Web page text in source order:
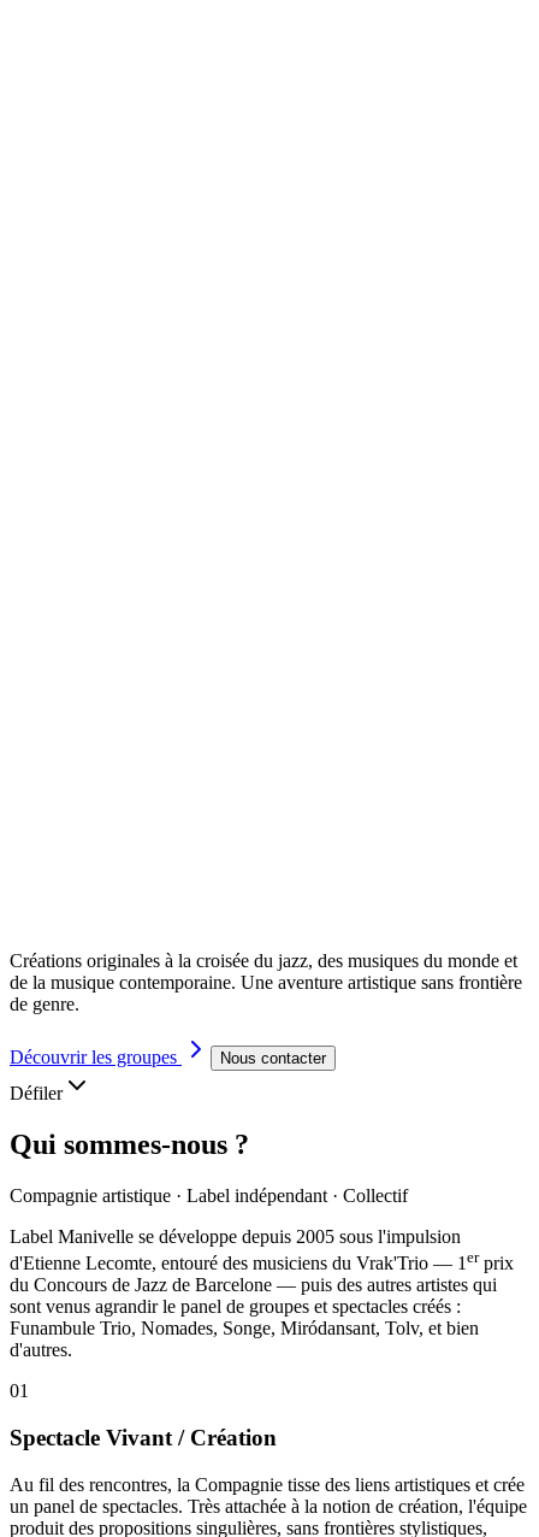
Créations originales à la croisée du jazz, des musiques du monde et
de la musique contemporaine. Une aventure artistique sans frontière
de genre.
Découvrir les groupes Nous contacter
Défiler
Qui sommes-nous ?
Compagnie artistique · Label indépendant · Collectif
Label Manivelle se développe depuis 2005 sous l'impulsion
d'Etienne Lecomte, entouré des musiciens du Vrak'Trio — 1 erprix
du Concours de Jazz de Barcelone — puis des autres artistes qui
sont venus agrandir le panel de groupes et spectacles créés :
Funambule Trio, Nomades, Songe, Miródansant, Tolv, et bien
d'autres.
01
Spectacle Vivant / Création
Au fil des rencontres, la Compagnie tisse des liens artistiques et crée
un panel de spectacles. Très attachée à la notion de création, l'équipe
produit des propositions singulières, sans frontières stylistiques,